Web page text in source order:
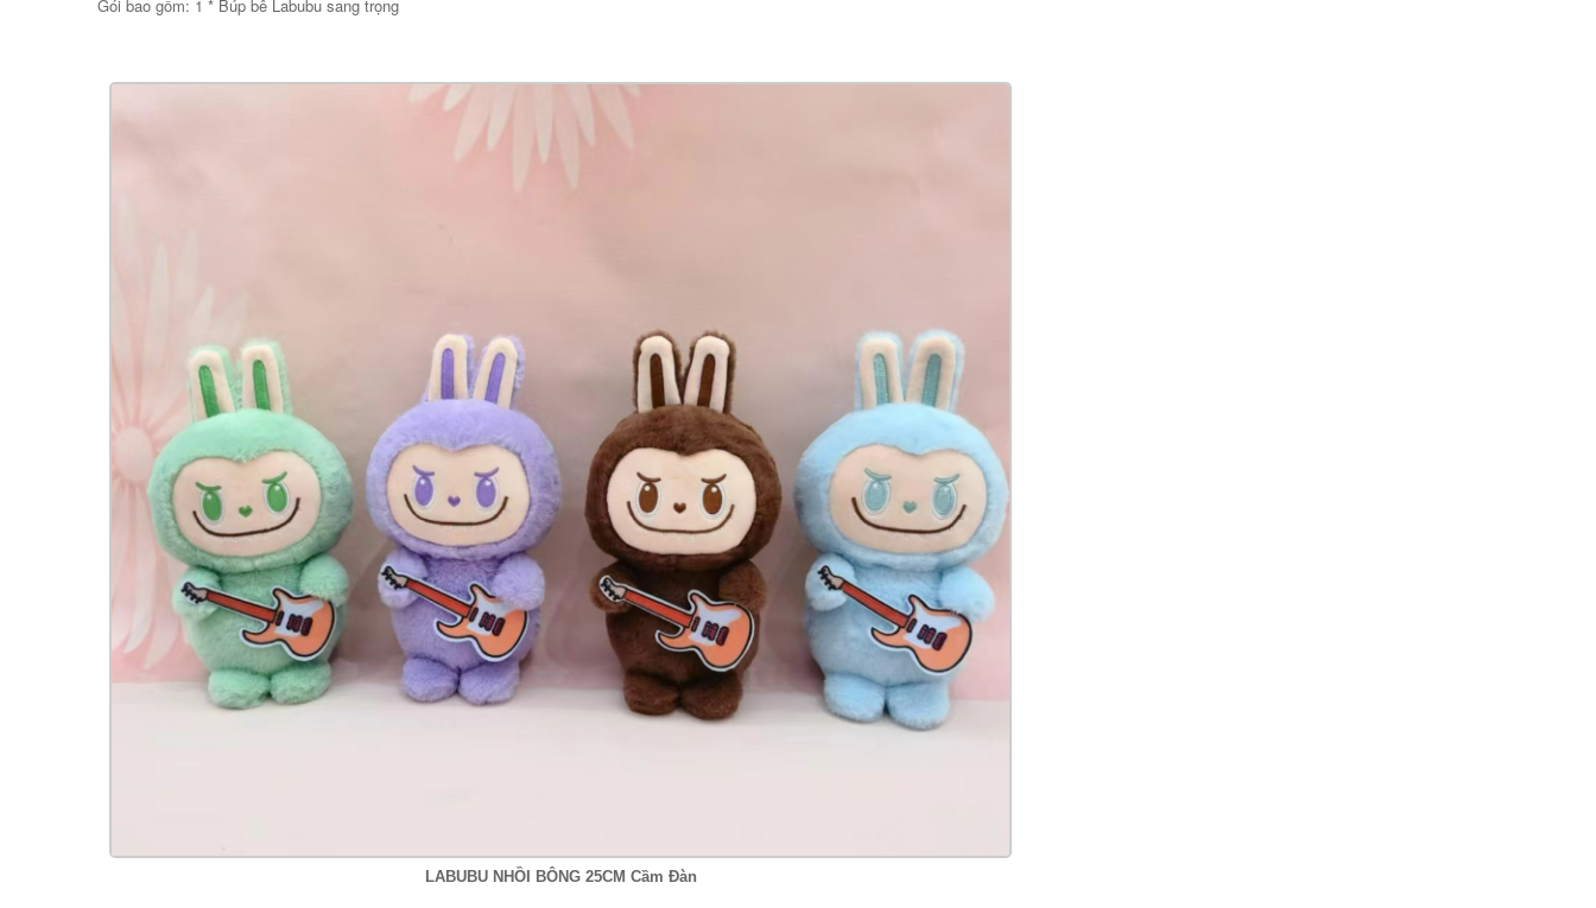
Gói bao gồm: 1 * Búp bê Labubu sang trọng
LABUBU NHỒI BÔNG 25CM Cầm Đàn